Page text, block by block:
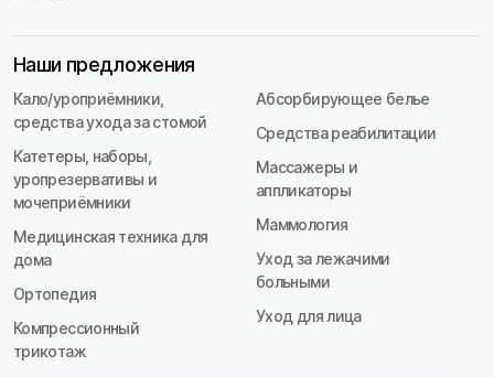
Наши предложения
Кало/уроприёмники,
средства ухода за стомой
Катетеры, наборы,
уропрезервативы и
мочеприёмники
Медицинская техника для
дома
Ортопедия
Компрессионный
трикотаж
Абсорбирующее белье
Средства реабилитации
Массажеры и
аппликаторы
Маммология
Уход за лежачими
больными
Уход для лица